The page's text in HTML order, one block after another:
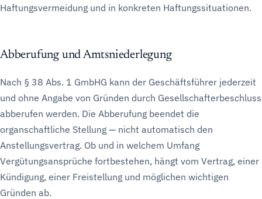
Haftungsvermeidung und in konkreten Haftungssituationen.
Abberufung und Amtsniederlegung
Nach § 38 Abs. 1 GmbHG kann der Geschäftsführer jederzeit
und ohne Angabe von Gründen durch Gesellschafterbeschluss
abberufen werden. Die Abberufung beendet die
organschaftliche Stellung — nicht automatisch den
Anstellungsvertrag. Ob und in welchem Umfang
Vergütungsansprüche fortbestehen, hängt vom Vertrag, einer
Kündigung, einer Freistellung und möglichen wichtigen
Gründen ab.